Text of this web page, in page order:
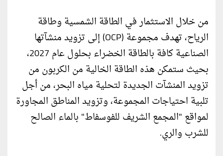
من خلال الاستثمار في الطاقة الشمسية وطاقة
الرياح، تهدف مجموعة (OCP) إلى تزويد منشآتها
الصناعية كافة بالطاقة الخضراء بحلول عام 2027،
بحيث ستمكن هذه الطاقة الخالية من الكربون من
تزويد المنشآت الجديدة لتحلية مياه البحر، من أجل
تلبية احتياجات المجموعة، وتزويد المناطق المجاورة
لمواقع "المجمع الشريف للفوسفاط" بالماء الصالح
للشرب والري.